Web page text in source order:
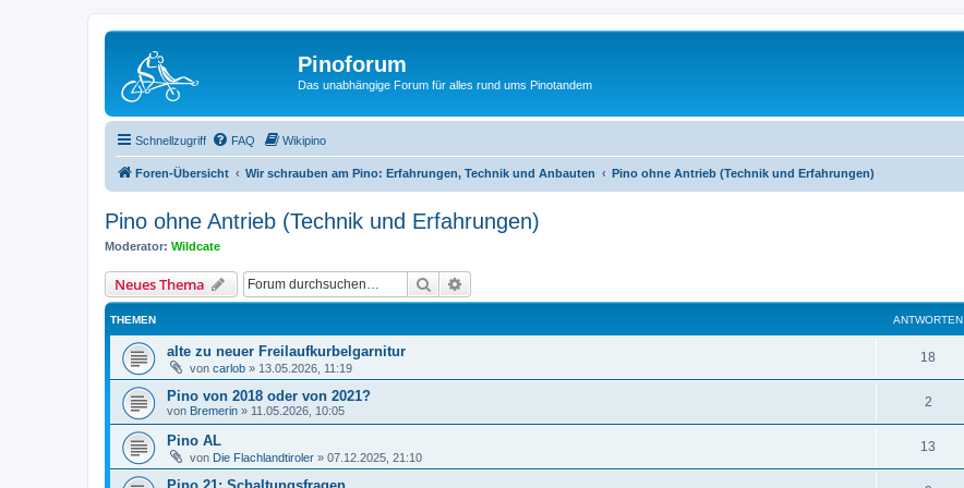
Pinoforum
Das unabhängige Forum für alles rund ums Pinotandem
Schnellzugriff FAQ Wikipino
Foren-Übersicht Wir schrauben am Pino: Erfahrungen, Technik und Anbauten Pino ohne Antrieb (Technik und Erfahrungen)
Pino ohne Antrieb (Technik und Erfahrungen)
Moderator: Wildcate
Neues Thema Suche
THEMEN ANTWORTEN
alte zu neuer Freilaufkurbelgarnitur
von carlob » 13.05.2026, 11:19
18
n
o
Pino von 2018 oder von 2021?
von Bremerin » 11.05.2026, 10:05
2A
n
Pino AL
von Die Flachlandtiroler » 07.12.2025, 21:10
13
n